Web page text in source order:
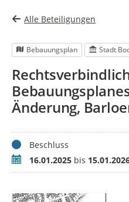
Alle Beteiligungen
Bebauungsplan Stadt
Änderung,
StatusBeschluss
Zeitraum16.01.2025 bis